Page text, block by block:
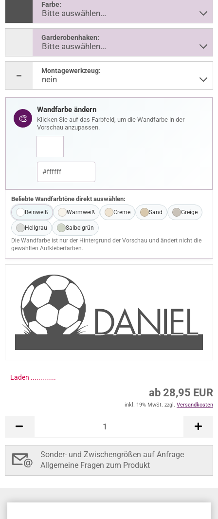
Farbe:
Garderobenhaken:
Montagewerkzeug:
🎨
Wandfarbe ändern
Klicken Sie auf das Farbfeld, um die Wandfarbe in der
Vorschau anzupassen.
Beliebte Wandfarbtöne direkt auswählen:
Reinweiß Warmweiß Creme Sand Greige
Hellgrau
Salbeigrün
Die Wandfarbe ist nur der Hintergrund der Vorschau und ändert nicht die
gewählten Aufkleberfarben.
Laden ..............
ab 28,95 EUR
inkl. 19% MwSt. zzgl. Versandkosten
Sonder- und Zwischengrößen auf Anfrage
Allgemeine Fragen zum Produkt